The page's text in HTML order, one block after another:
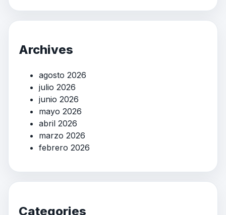
Archives
agosto 2026
julio 2026
junio 2026
mayo 2026
abril 2026
marzo 2026
febrero 2026
Categories